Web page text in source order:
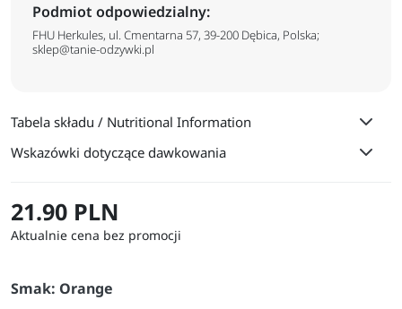
Podmiot odpowiedzialny:
FHU Herkules, ul. Cmentarna 57, 39-200 Dębica, Polska;
sklep@tanie-odzywki.pl
Tabela składu / Nutritional Information
Wskazówki dotyczące dawkowania
21.90 PLN
Aktualnie cena bez promocji
Smak: Orange